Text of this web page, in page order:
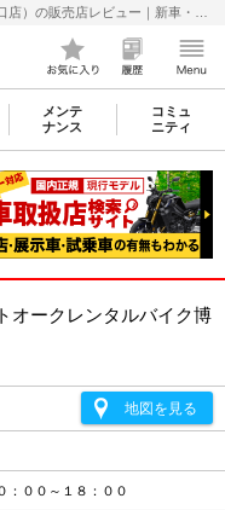
メンテ
ナンス
コミュ
ニティ
ークレンタルバイク博
地図を見る
：００～１８：００